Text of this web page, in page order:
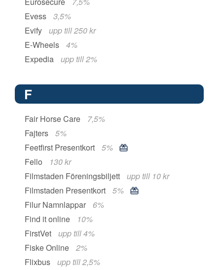
Evess
3,5%
Evify
upp till 250 kr
E-Wheels
4%
Expedia
upp till 2%
F
Fair Horse Care
7,5%
Fajters
5%
Feetfirst Presentkort
5%
Fello
130 kr
Filmstaden Föreningsbiljett
upp till 10 kr
Filmstaden Presentkort
5%
Filur Namnlappar
6%
Find it online
10%
FirstVet
upp till 4%
Fiske Online
2%
Flixbus
upp till 2,5%